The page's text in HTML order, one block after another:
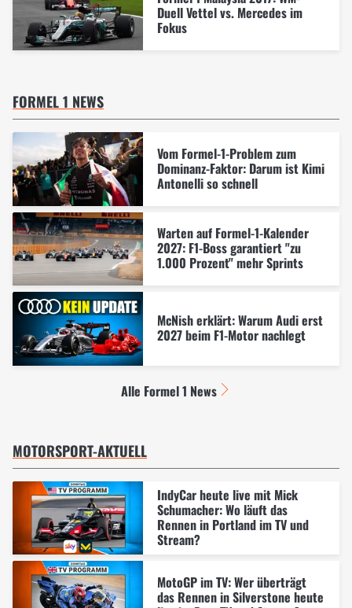
Duell Vettel vs. Mercedes im
Fokus
FORMEL 1 NEWS
Vom Formel-1-Problem zum
Dominanz-Faktor: Darum ist Kimi
Antonelli so schnell
Warten auf Formel-1-Kalender
2027: F1-Boss garantiert "zu
1.000 Prozent" mehr Sprints
McNish erklärt: Warum Audi erst
2027 beim F1-Motor nachlegt
Alle Formel 1 News
MOTORSPORT-AKTUELL
IndyCar heute live mit Mick
Schumacher: Wo läuft das
Rennen in Portland im TV und
Stream?
MotoGP im TV: Wer überträgt
das Rennen in Silverstone heute